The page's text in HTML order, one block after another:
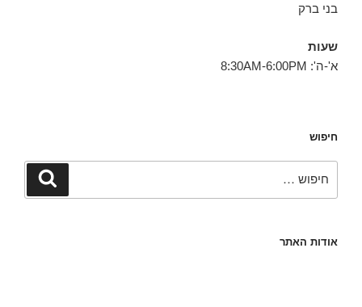
בני ברק
שעות
א'-ה': 8:30AM-6:00PM
חיפוש
חיפוש
אודות האתר